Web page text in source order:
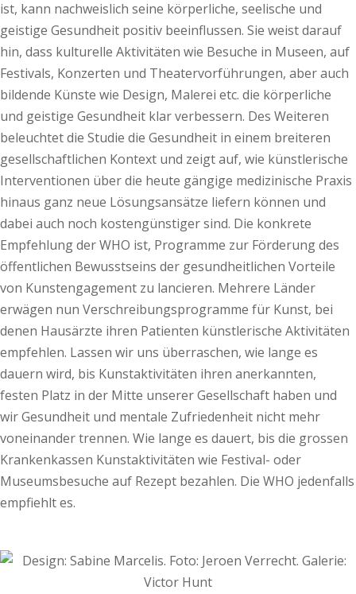
ist, kann nachweislich seine körperliche, seelische und
geistige Gesundheit positiv beeinflussen. Sie weist darauf
hin, dass kulturelle Aktivitäten wie Besuche in Museen, auf
Festivals, Konzerten und Theatervorführungen, aber auch
bildende Künste wie Design, Malerei etc. die körperliche
und geistige Gesundheit klar verbessern. Des Weiteren
beleuchtet die Studie die Gesundheit in einem breiteren
gesellschaftlichen Kontext und zeigt auf, wie künstlerische
Interventionen über die heute gängige medizinische Praxis
hinaus ganz neue Lösungsansätze liefern können und
dabei auch noch kostengünstiger sind. Die konkrete
Empfehlung der WHO ist, Programme zur Förderung des
öffentlichen Bewusstseins der gesundheitlichen Vorteile
von Kunstengagement zu lancieren. Mehrere Länder
erwägen nun Verschreibungsprogramme für Kunst, bei
denen Hausärzte ihren Patienten künstlerische Aktivitäten
empfehlen. Lassen wir uns überraschen, wie lange es
dauern wird, bis Kunstaktivitäten ihren anerkannten,
festen Platz in der Mitte unserer Gesellschaft haben und
wir Gesundheit und mentale Zufriedenheit nicht mehr
voneinander trennen. Wie lange es dauert, bis die grossen
Krankenkassen Kunstaktivitäten wie Festival- oder
Museumsbesuche auf Rezept bezahlen. Die WHO jedenfalls
empfiehlt es.